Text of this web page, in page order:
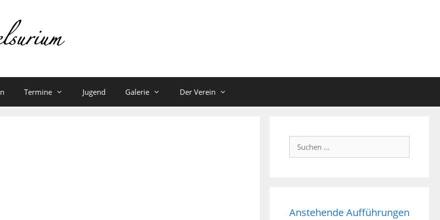
Termine Jugend Galerie Der Verein
Suchen
Anstehende Aufführungen